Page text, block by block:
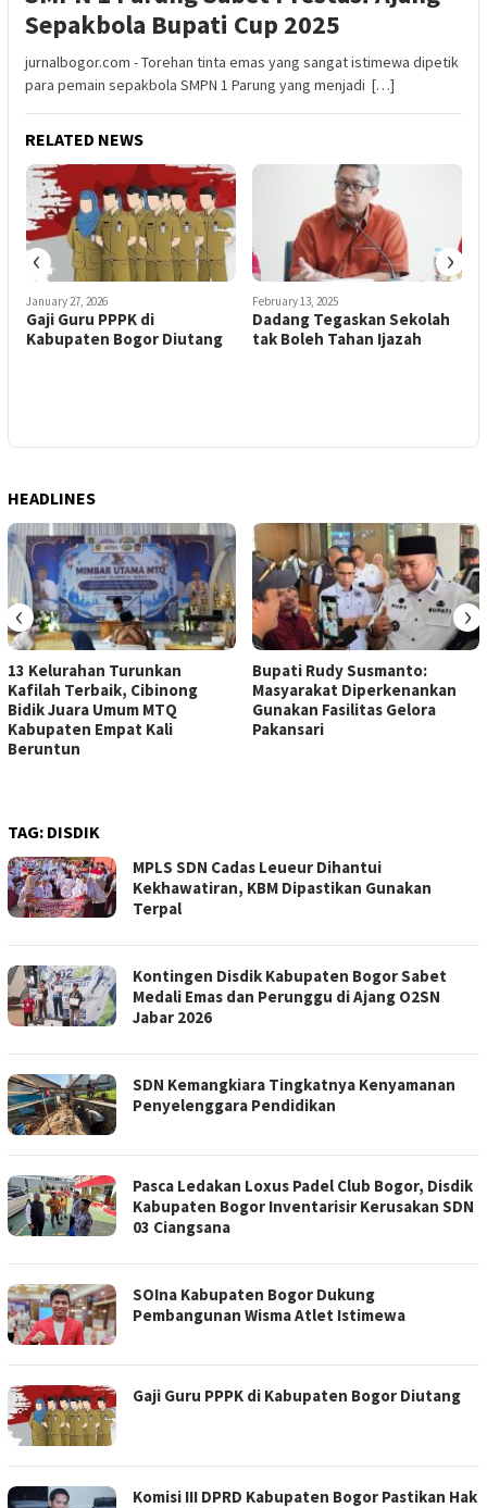
Sepakbola Bupati Cup 2025
jurnalbogor.com - Torehan tinta emas yang sangat istimewa dipetik
para pemain sepakbola SMPN 1 Parung yang menjadi […]
RELATED NEWS
January 27, 2026
Gaji Guru PPPK di
Kabupaten Bogor Diutang
February 13, 2025
Dadang Tegaskan Sekolah
tak Boleh Tahan Ijazah
‹ ›
HEADLINES
13 Kelurahan Turunkan
Kafilah Terbaik, Cibinong
Bidik Juara Umum MTQ
Kabupaten Empat Kali
Beruntun
Bupati Rudy Susmanto:
Masyarakat Diperkenankan
Gunakan Fasilitas Gelora
Pakansari
‹ ›
TAG: DISDIK
MPLS SDN Cadas Leueur Dihantui
Kekhawatiran, KBM Dipastikan Gunakan
Terpal
Kontingen Disdik Kabupaten Bogor Sabet
Medali Emas dan Perunggu di Ajang O2SN
Jabar 2026
SDN Kemangkiara Tingkatnya Kenyamanan
Penyelenggara Pendidikan
Pasca Ledakan Loxus Padel Club Bogor, Disdik
Kabupaten Bogor Inventarisir Kerusakan SDN
03 Ciangsana
SOIna Kabupaten Bogor Dukung
Pembangunan Wisma Atlet Istimewa
Gaji Guru PPPK di Kabupaten Bogor Diutang
Komisi III DPRD Kabupaten Bogor Pastikan Hak